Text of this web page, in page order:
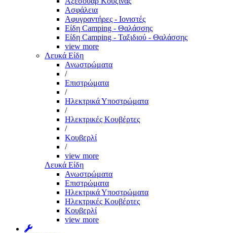
Ασφάλεια
Αφυγραντήρες - Ιονιστές
Είδη Camping - Θαλάσσης
Είδη Camping - Ταξιδιού - Θαλάσσης
view more
Λευκά Είδη
Ανωστρώματα
/
Επιστρώματα
/
Ηλεκτρικά Υποστρώματα
/
Ηλεκτρικές Κουβέρτες
/
Κουβερλί
/
view more
Λευκά Είδη
Ανωστρώματα
Επιστρώματα
Ηλεκτρικά Υποστρώματα
Ηλεκτρικές Κουβέρτες
Κουβερλί
view more